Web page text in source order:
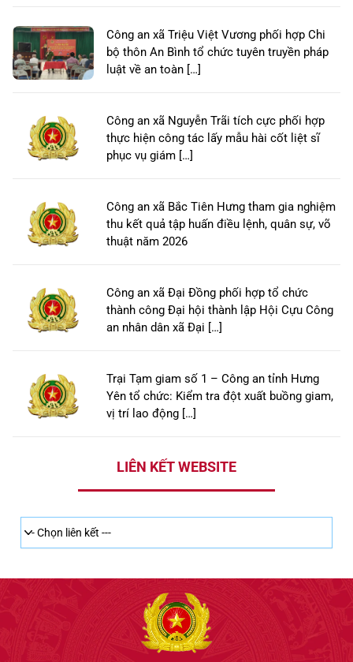
Công an xã Triệu Việt Vương phối hợp Chi
bộ thôn An Bình tổ chức tuyên truyền pháp
luật về an toàn […]
Công an xã Nguyễn Trãi tích cực phối hợp
thực hiện công tác lấy mẫu hài cốt liệt sĩ
phục vụ giám […]
Công an xã Bắc Tiên Hưng tham gia nghiệm
thu kết quả tập huấn điều lệnh, quân sự, võ
thuật năm 2026
Công an xã Đại Đồng phối hợp tổ chức
thành công Đại hội thành lập Hội Cựu Công
an nhân dân xã Đại […]
Trại Tạm giam số 1 – Công an tỉnh Hưng
Yên tổ chức: Kiểm tra đột xuất buồng giam,
vị trí lao động […]
LIÊN KẾT WEBSITE